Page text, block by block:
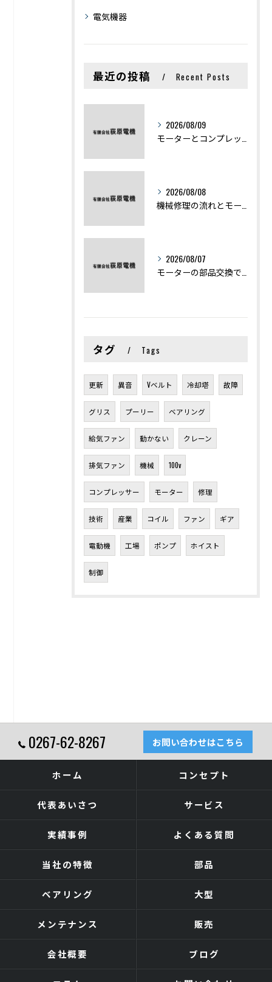
電気機器
最近の投稿 Recent Posts
2026/08/09
2026/08/08
2026/08/07
タグ Tags
更新 異音 Vベルト 冷却塔 故障
グリス プーリー ベアリング
給気ファン 動かない クレーン
排気ファン 機械 100v
コンプレッサー モーター 修理
技術 産業 コイル ファン ギア
電動機 工場 ポンプ ホイスト
制御
0267-62-8267 お問い合わせはこちら
ホーム コンセプト
代表あいさつ サービス
実績事例 よくある質問
当社の特徴 部品
ベアリング 大型
メンテナンス 販売
会社概要 ブログ